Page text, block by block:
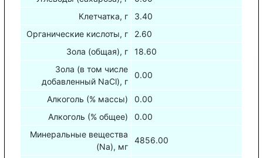
Клетчатка, г
3.40
Органические кислоты, г
2.60
Зола (общая), г
18.60
Зола (в том числе
добавленный NaCl), г
0.00
Алкоголь (% массы)
0.00
Алкоголь (% общее)
0.00
Минеральные вещества
(Na), мг
4856.00